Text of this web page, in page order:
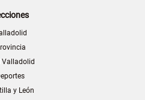
Valladolid
y León